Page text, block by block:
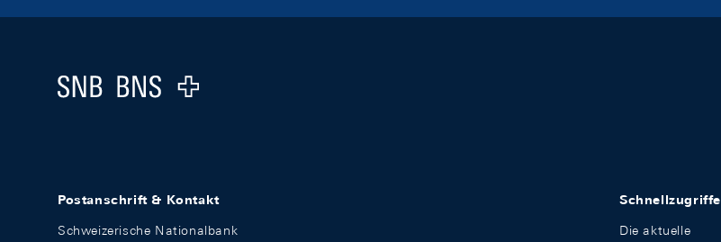
Logo
Postanschrift & Kontakt
Schweizerische Nationalbank
Schnellzugriffe
Die aktuelle